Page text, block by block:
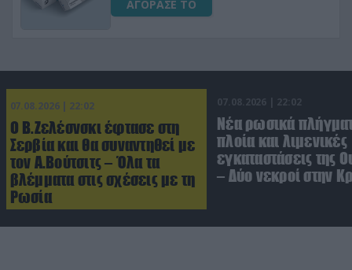
ΑΓΟΡΑΣΕ ΤΟ
07.08.2026 | 22:02
Ο Β.Ζελέσνσκι έφτασε στη
Σερβία και θα συναντηθεί με
τον Α.Βούτσιτς – Όλα τα
βλέμματα στις σχέσεις με τη
Ρωσία
07.08.2026 | 22:02
Νέα ρωσικά
πλοία και λιμενικές
εγκαταστάσεις της
– Δύο νεκροί στην